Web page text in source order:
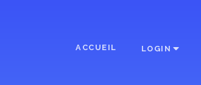
ACCUEIL LOGIN